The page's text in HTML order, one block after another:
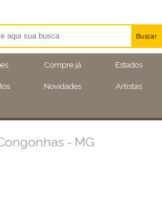
Compre já Estados
Novidades Artistas
Buscar
Artistas
Eventos
- MG